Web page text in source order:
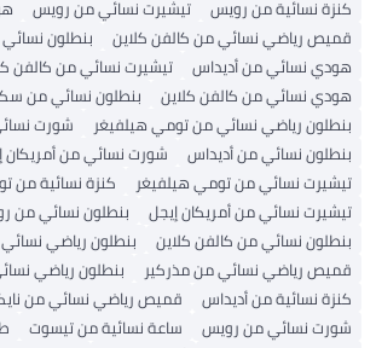
كنزة نسائية من رويس
تيشيرت نسائي من رويس
قميص رياضي نسائي من كالفن كلاين
بنطلون
هودي نسائي من أديداس
تيشيرت نسائي من كالفن
هودي نسائي من كالفن كلاين
بنطلون نسائي من
بنطلون رياضي نسائي من تومي هيلفيغر
شورت
بنطلون نسائي من أديداس
شورت نسائي من أمريكان
تيشيرت نسائي من تومي هيلفيغر
كنزة نسائية من
تيشيرت نسائي من أمريكان إيجل
بنطلون نسائي من
بنطلون نسائي من كالفن كلاين
بنطلون رياضي
قميص رياضي نسائي من مذركير
بنطلون رياضي
كنزة نسائية من أديداس
قميص رياضي نسائي من
شورت نسائي من رويس
ساعة نسائية من تيسوت